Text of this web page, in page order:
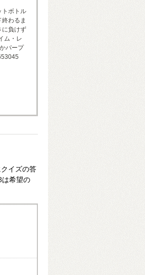
トボトル
わるま
に負けず
ム・レ
パープ
イズの答
は希望の